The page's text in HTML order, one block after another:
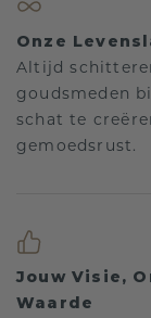
Onze
Altijd
goudsmeden
schat te
gemoedsrust.
Jouw Visie,
Waarde